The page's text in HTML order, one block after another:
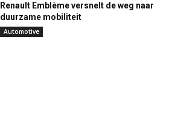
Renault Emblème versnelt de weg naar
duurzame mobiliteit
Automotive